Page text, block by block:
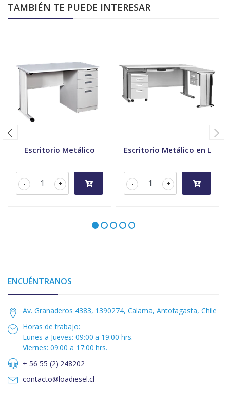
TAMBIÉN TE PUEDE INTERESAR
Escritorio Metálico
+
-
Escritorio Metálico en L
+
-
ENCUÉNTRANOS
Av. Granaderos 4383, 1390274, Calama, Antofagasta, Chile
Horas de trabajo:
Lunes a Jueves: 09:00 a 19:00 hrs.
Viernes: 09:00 a 17:00 hrs.
+ 56 55 (2) 248202
contacto@loadiesel.cl